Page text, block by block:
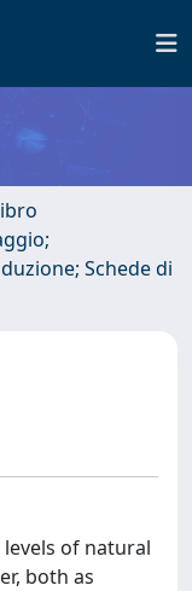
Schede di
of natural
both as